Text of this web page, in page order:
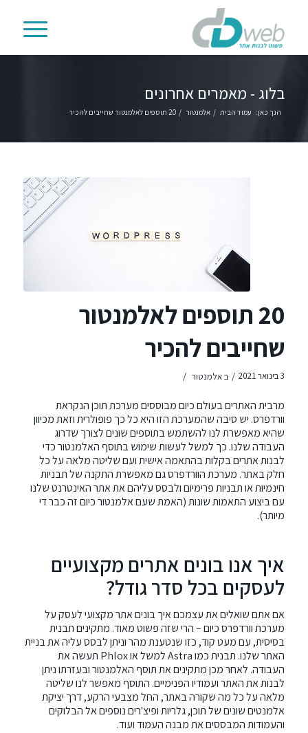
בלוג - מאמרים אחרונים
הנך כאן: עמוד הבית / אלמנטור / 20 תוספים לאלמנטור שחייבים להכיר
20 תוספים לאלמנטור
שחייבים להכיר
3 בינואר 2021 / באלמנטור /
מרבית האתרים בעולם כיום מבוססים מערכת תוכן הנקראת
וורדפרס. יש סיבה שהמערכת הזו היא כל כך פופולרית וזאת מכיוון
שהיא מאפשרת לנו להשתמש בתוספים שונים לצורך שדרוג
העבודה שלנו. כך למשל לעשות שימוש בתוסףהאלמנטורכדי
לבנות אתרים בקלות בהתאמה אישית ועם שליטה מלאה על כל
חלק באתר. מערכת הוורדפרס גם מאפשרת התקנה של תבניות
חינמיות או תבניות פרימיום ולבסס עליהם את אתר האינטרנט שלנו
עם ביצוע התאמות שונות (האמת שעם אלמנטור כיום זה כבר די
מיותר).
איך אנו בונים אתרים מקצועיים
לעסקים בכל סדר גודל?
אם אתם שואלים את עצמכםאיך בונים אתרמקצועי לעסק על
מערכת וורדפרס כיום – הרי שזה פשוט מאוד. מתקינים תבנית
בסיסית, עם מעט קוד, כזו שנטענת מהר וניתן לבסס עליה את בניית
האתר שלנו. תבנית כמו Astra למשל או Phlox תעשה את
העבודה. לאחר מכן מתקינים את תוסף האלמנטור ובעזרתו ניתן
לבנות את האתר ועמודיו הפנימיים. התוסף מאפשר לנו שליטה
מלאה על כל מה שקורה באתר, החל מצבעי הרקע, דרך יציקת
אלמנטים שונים של תוכן, גלריות ופיצ'רים נוספים אל הבלוקים
והעמודות המבססים את מבנה העמוד ועוד.